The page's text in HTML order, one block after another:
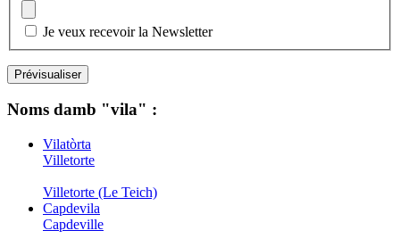
Je veux recevoir la Newsletter
Noms damb "vila" :
Vilatòrta
Villetorte
Villetorte (Le Teich)
Capdevila
Capdeville